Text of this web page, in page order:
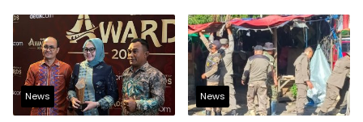
Mengakses Transaksi
Digital
News News